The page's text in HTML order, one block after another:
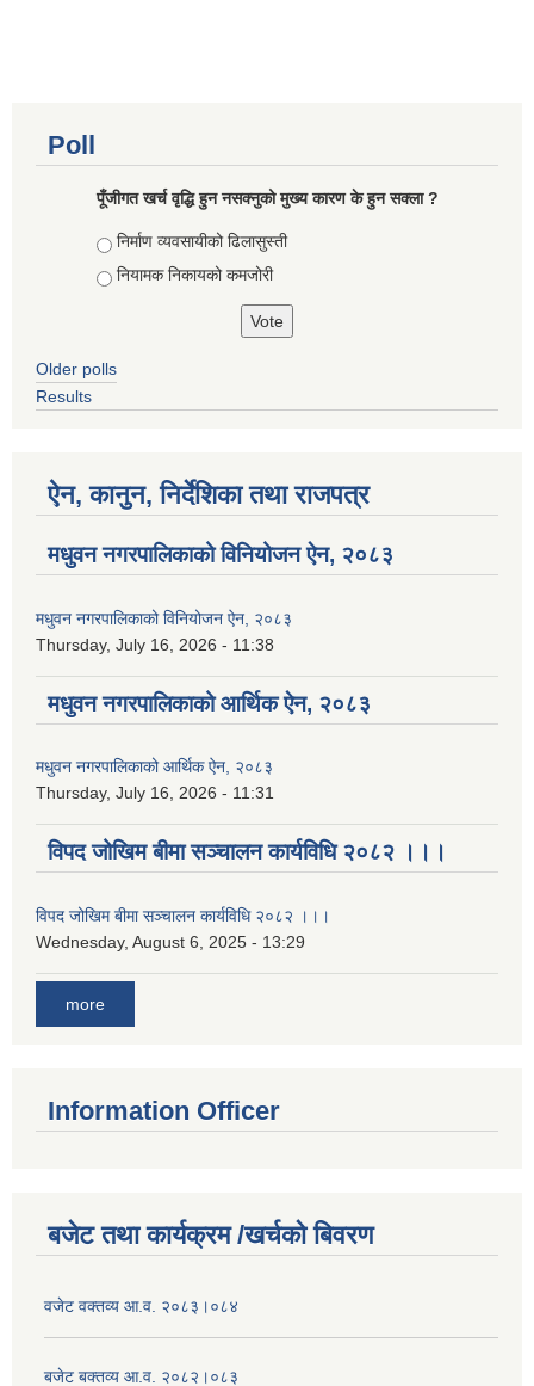
Poll
पूँजीगत खर्च वृद्धि हुन नसक्नुको मुख्य कारण के हुन सक्ला ?
Choices
निर्माण व्यवसायीको ढिलासुस्ती
नियामक निकायको कमजोरी
Older polls
Results
ऐन, कानुन, निर्देशिका तथा राजपत्र
मधुवन नगरपालिकाको विनियोजन ऐन, २०८३
मधुवन नगरपालिकाको विनियोजन ऐन, २०८३
Thursday, July 16, 2026 - 11:38
मधुवन नगरपालिकाको आर्थिक ऐन, २०८३
मधुवन नगरपालिकाको आर्थिक ऐन, २०८३
Thursday, July 16, 2026 - 11:31
विपद जोखिम बीमा सञ्चालन कार्यविधि २०८२ ।।।
विपद जोखिम बीमा सञ्चालन कार्यविधि २०८२ ।।।
Wednesday, August 6, 2025 - 13:29
more
Information Officer
बजेट तथा कार्यक्रम /खर्चको बिवरण
वजेट वक्तव्य आ.व. २०८३।०८४
बजेट बक्तव्य आ.व. २०८२।०८३